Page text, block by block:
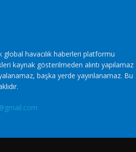
havacılık haberleri platformu
kaynak gösterilmeden alıntı yapılamaz
başka yerde yayınlanamaz. Bu